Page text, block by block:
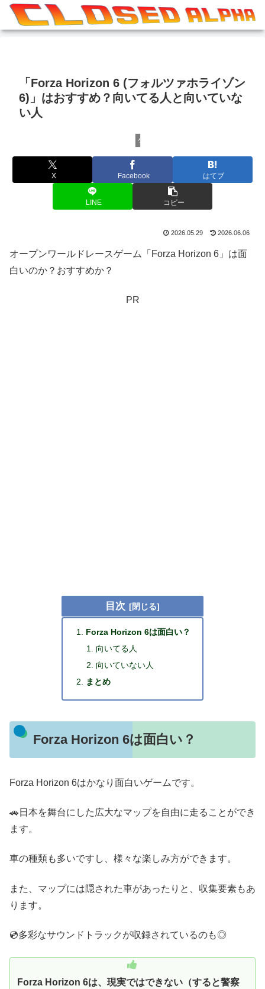
「Forza Horizon 6 (フォルツァホライゾン
6)」はおすすめ？向いてる人と向いていな
い人
ゲームレビュー
X Facebook はてブ
LINE コピー
2026.05.29 2026.06.06
オープンワールドレースゲーム「Forza Horizon 6」は面
白いのか？おすすめか？
PR
目次
Forza Horizon 6は面白い？
向いてる人
向いていない人
まとめ
Forza Horizon 6は面白い？
Forza Horizon 6はかなり面白いゲームです。
🚗日本を舞台にした広大なマップを自由に走ることができ
ます。
車の種類も多いですし、様々な楽しみ方ができます。
また、マップには隠された車があったりと、収集要素もあ
ります。
💿️多彩なサウンドトラックが収録されているのも◎
Forza Horizon 6は、現実ではできない（すると警察